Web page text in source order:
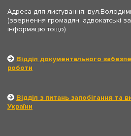
Адреса для листування:
(звернення громадян, адвокатські
інформацію тощо)
Відділ документального
роботи
Відділ з питань запобігання та
України